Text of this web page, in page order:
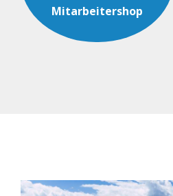
Mitarbeitershop